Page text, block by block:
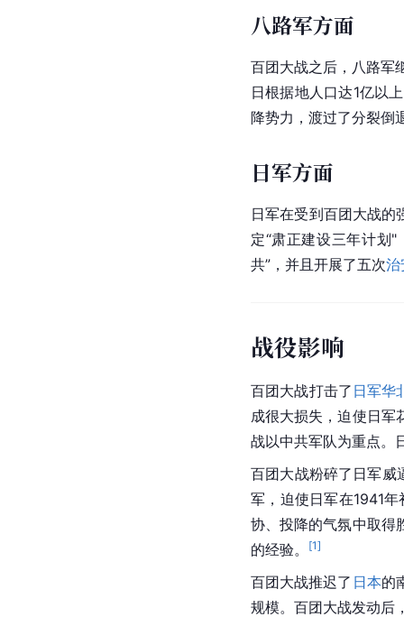
八路军方面
百团大战之后，八路军
日根据地人口达1亿以
降势力，渡过了分裂倒
日军方面
日军在受到百团大战的
定“肃正建设三年计划
共”，并且开展了五次治
战役影响
百团大战打击了 日军华
成很大损失，迫使日军
战以中共军队为重点。
百团大战粉碎了日军威
军，迫使日军在1941
协、投降的气氛中取得
的经验。
[1]
百团大战推迟了 日本的
规模。百团大战发动后